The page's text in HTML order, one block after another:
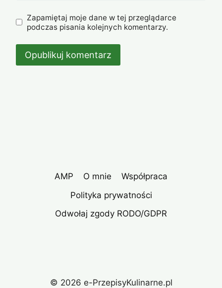
Zapamiętaj moje dane w tej przeglądarce
podczas pisania kolejnych komentarzy.
AMP O mnie
Współpraca
Polityka prywatności
Odwołaj zgody RODO/GDPR
© 2026 e-PrzepisyKulinarne.pl